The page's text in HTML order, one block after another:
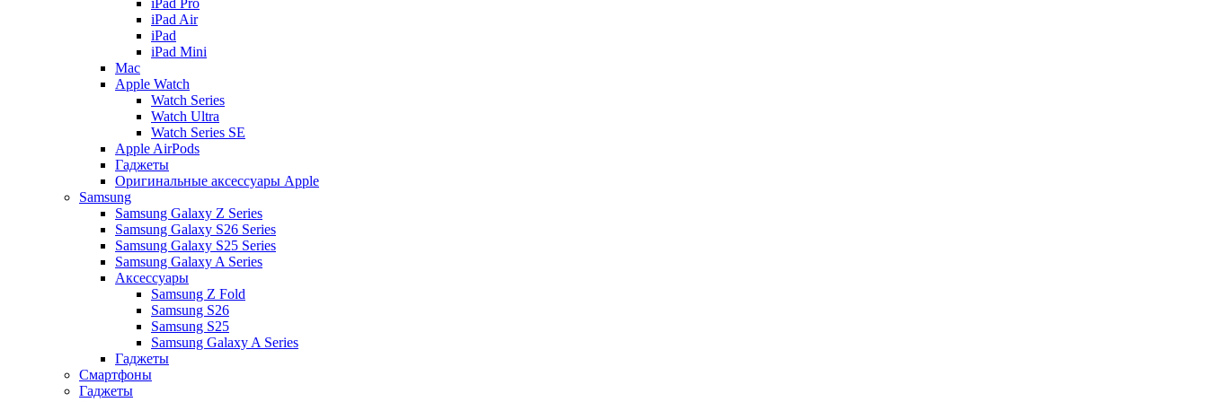
iPad Pro
iPad Air
iPad
iPad Mini
Mac
Apple Watch
Watch Series
Watch Ultra
Watch Series SE
Apple AirPods
Гаджеты
Оригинальные аксессуары Apple
Samsung
Samsung Galaxy Z Series
Samsung Galaxy S26 Series
Samsung Galaxy S25 Series
Samsung Galaxy A Series
Аксессуары
Samsung Z Fold
Samsung S26
Samsung S25
Samsung Galaxy A Series
Гаджеты
Смартфоны
Гаджеты